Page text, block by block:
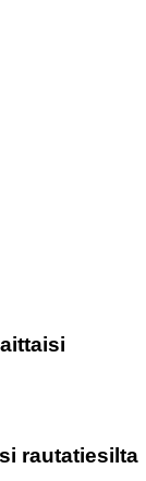
rautatiesilta